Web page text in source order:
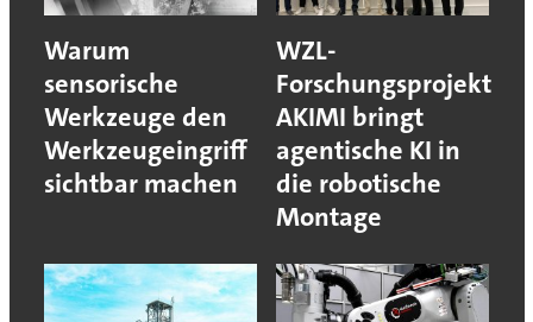
Warum
sensorische
Werkzeuge den
Werkzeugeingriff
sichtbar machen
WZL-
Forschungsprojekt
AKIMI bringt
agentische KI in
die robotische
Montage